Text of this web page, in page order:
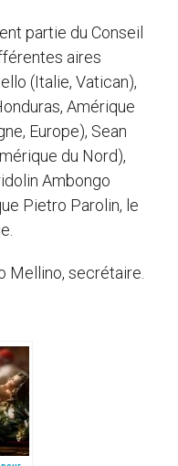
partie du Conseil
aires
(Italie, Vatican),
Amérique
Europe), Sean
du Nord),
Ambongo
Pietro Parolin, le
Mellino, secrétaire.